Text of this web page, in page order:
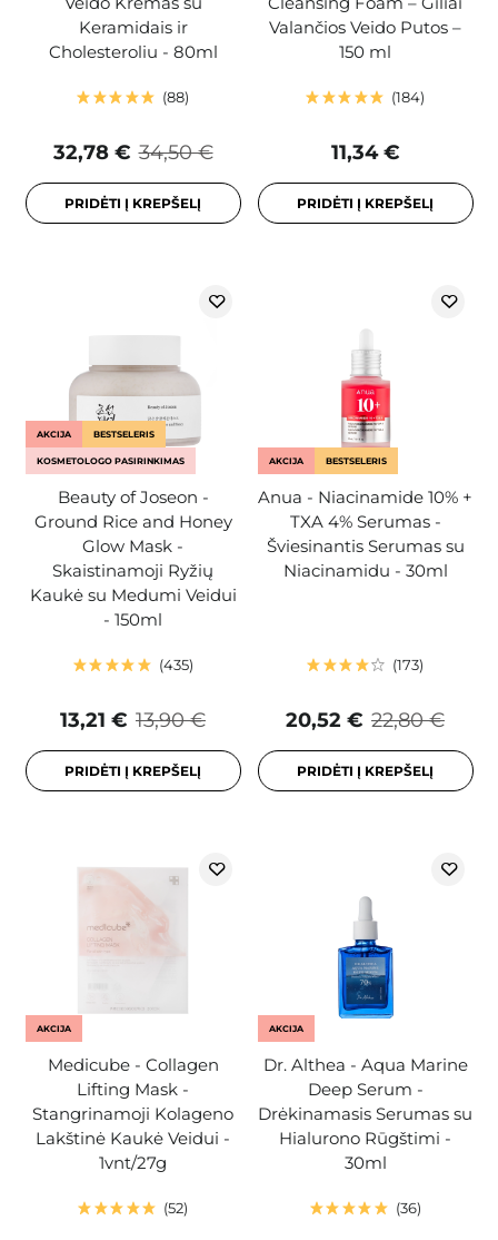
Keramidais ir
Cholesteroliu - 80ml
88
34,50 €
32,78 €
PRIDĖTI Į KREPŠELĮ
Valančios Veido Putos –
150 ml
184
11,34 €
PRIDĖTI Į KREPŠELĮ
AKCIJA BESTSELERIS
KOSMETOLOGO PASIRINKIMAS
Beauty of Joseon -
Ground Rice and Honey
Glow Mask -
Skaistinamoji Ryžių
Kaukė su Medumi Veidui
- 150ml
435
13,90 €
13,21 €
PRIDĖTI Į KREPŠELĮ
AKCIJA BESTSELERIS
Anua - Niacinamide 10% +
TXA 4% Serumas -
Šviesinantis Serumas su
Niacinamidu - 30ml
173
22,80 €
20,52 €
PRIDĖTI Į KREPŠELĮ
AKCIJA
Medicube - Collagen
Lifting Mask -
Stangrinamoji Kolageno
Lakštinė Kaukė Veidui -
1vnt/27g
52
AKCIJA
Dr. Althea - Aqua Marine
Deep Serum -
Drėkinamasis Serumas su
Hialurono Rūgštimi -
30ml
36